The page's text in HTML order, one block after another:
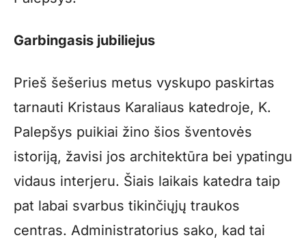
Garbingasis jubiliejus
Prieš šešerius metus vyskupo paskirtas
tarnauti Kristaus Karaliaus katedroje, K.
Palepšys puikiai žino šios šventovės
istoriją, žavisi jos architektūra bei ypatingu
vidaus interjeru. Šiais laikais katedra taip
pat labai svarbus tikinčiųjų traukos
centras. Administratorius sako, kad tai